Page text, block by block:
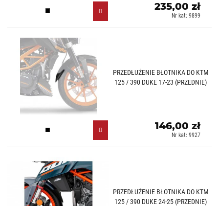
Czarny mat (J)
235,00 zł
Nr kat: 9899
PRZEDŁUŻENIE BŁOTNIKA DO KTM
125 / 390 DUKE 17-23 (PRZEDNIE)
Czarny (N)
146,00 zł
Nr kat: 9927
PRZEDŁUŻENIE BŁOTNIKA DO KTM
125 / 390 DUKE 24-25 (PRZEDNIE)